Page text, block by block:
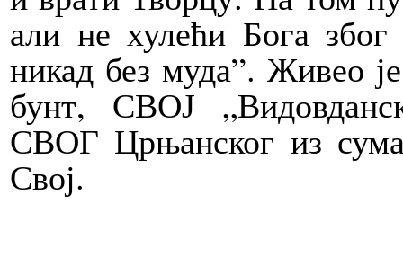
али не хулећи Бога
никад без муда”. Живео
бунт, СВОЈ
СВОГ Црњанског из
Свој.